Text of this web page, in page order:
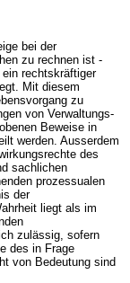
bei der
zu rechnen ist -
rechtskräftiger
Mit diesem
zu
von Verwaltungs-
Beweise in
werden. Ausserdem
des
sachlichen
prozessualen
der
liegt als im
zulässig, sofern
des in Frage
von Bedeutung sind